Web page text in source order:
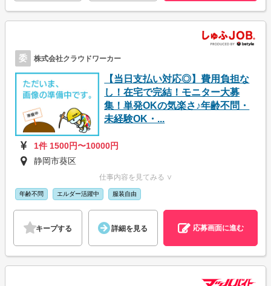
委 株式会社クラウドワーカー
【当日支払い対応◎】費用負担な
し！在宅で完結！モニター大募
集！単発OKの気楽さ♪年齢不問・
未経験OK・...
1件 1500円〜10000円
静岡市葵区
仕事内容を見てみる ∨
年齢不問 エルダー活躍中 服装自由
キープする 詳細を見る 応募画面に進む